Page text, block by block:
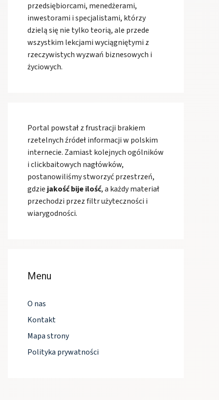
przedsiębiorcami, menedżerami,
inwestorami i specjalistami, którzy
dzielą się nie tylko teorią, ale przede
wszystkim lekcjami wyciągniętymi z
rzeczywistych wyzwań biznesowych i
życiowych.
Portal powstał z frustracji brakiem
rzetelnych źródeł informacji w polskim
internecie. Zamiast kolejnych ogólników
i clickbaitowych nagłówków,
postanowiliśmy stworzyć przestrzeń,
gdzie jakość bije ilość, a każdy materiał
przechodzi przez filtr użyteczności i
wiarygodności.
Menu
O nas
Kontakt
Mapa strony
Polityka prywatności